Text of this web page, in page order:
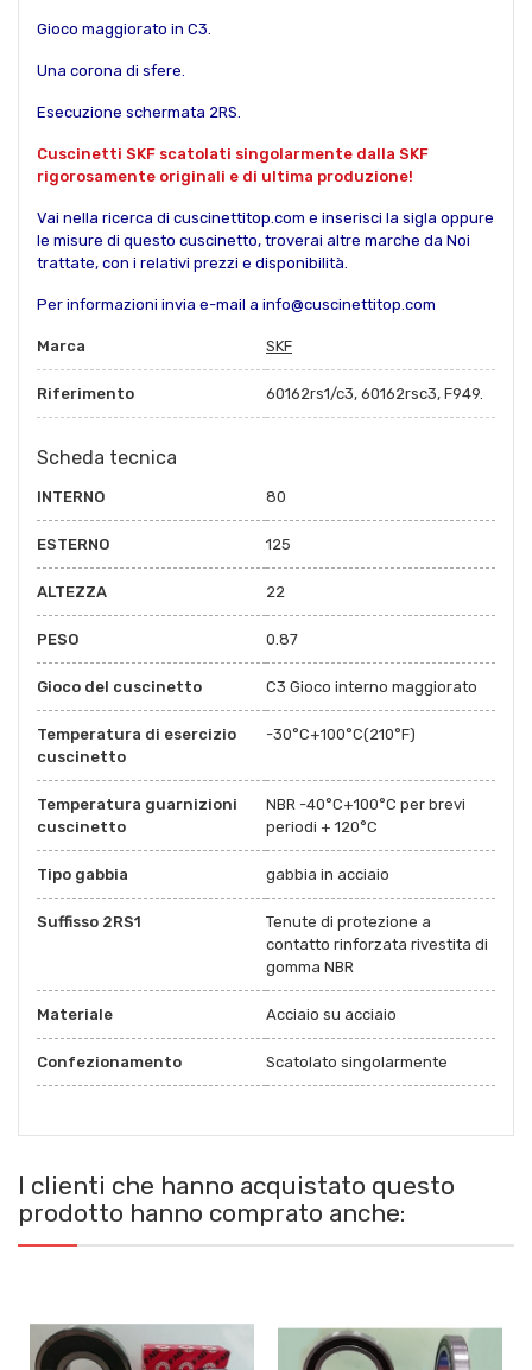
Gioco maggiorato in C3.
Una corona di sfere.
Esecuzione schermata 2RS.
Cuscinetti SKF scatolati singolarmente dalla SKF
rigorosamente originali e di ultima produzione!
Vai nella ricerca di cuscinettitop.com e inserisci la sigla oppure
le misure di questo cuscinetto, troverai altre marche da Noi
trattate, con i relativi prezzi e disponibilità.
Per informazioni invia e-mail a info@cuscinettitop.com
Marca SKF
Riferimento 60162rs1/c3, 60162rsc3, F949.
Scheda tecnica
INTERNO 80
ESTERNO 125
ALTEZZA 22
PESO 0.87
Gioco del cuscinetto C3 Gioco interno maggiorato
Temperatura di esercizio
cuscinetto
-30°C+100°C(210°F)
Temperatura guarnizioni
cuscinetto
NBR -40°C+100°C per brevi
periodi + 120°C
Tipo gabbia gabbia in acciaio
Suffisso 2RS1
Tenute di protezione a
contatto rinforzata rivestita di
gomma NBR
Materiale Acciaio su acciaio
Confezionamento Scatolato singolarmente
I clienti che hanno acquistato questo
prodotto hanno comprato anche: